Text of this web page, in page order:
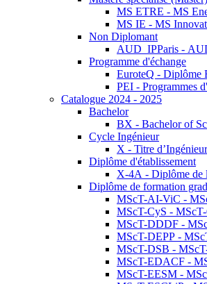
MS ETRE - MS
MS IE - MS
Non Diplomant
AUD_IPParis -
Programme d'échange
EuroteQ - Diplôme
PEI - Programmes
Catalogue 2024 - 2025
Bachelor
BX - Bachelor of
Cycle Ingénieur
X - Titre
Diplôme d'établissement
X-4A - Diplôme de
Diplôme de formation
MScT-AI-ViC -
MScT-CyS -
MScT-DDDF -
MScT-DEPP -
MScT-DSB -
MScT-EDACF -
MScT-EESM -